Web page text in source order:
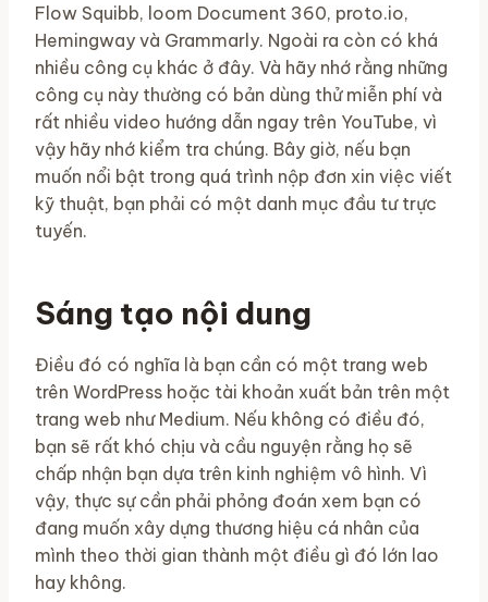
Flow Squibb, loom Document 360, proto.io,
Hemingway và Grammarly. Ngoài ra còn có khá
nhiều công cụ khác ở đây. Và hãy nhớ rằng những
công cụ này thường có bản dùng thử miễn phí và
rất nhiều video hướng dẫn ngay trên YouTube, vì
vậy hãy nhớ kiểm tra chúng. Bây giờ, nếu bạn
muốn nổi bật trong quá trình nộp đơn xin việc viết
kỹ thuật, bạn phải có một danh mục đầu tư trực
tuyến.
Sáng tạo nội dung
Điều đó có nghĩa là bạn cần có một trang web
trên WordPress hoặc tài khoản xuất bản trên một
trang web như Medium. Nếu không có điều đó,
bạn sẽ rất khó chịu và cầu nguyện rằng họ sẽ
chấp nhận bạn dựa trên kinh nghiệm vô hình. Vì
vậy, thực sự cần phải phỏng đoán xem bạn có
đang muốn xây dựng thương hiệu cá nhân của
mình theo thời gian thành một điều gì đó lớn lao
hay không.